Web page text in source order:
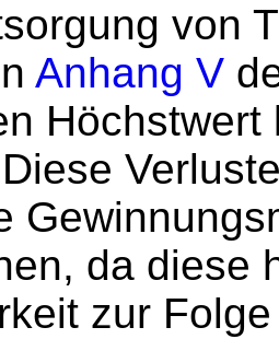
von
Anhang V
da diese
zur